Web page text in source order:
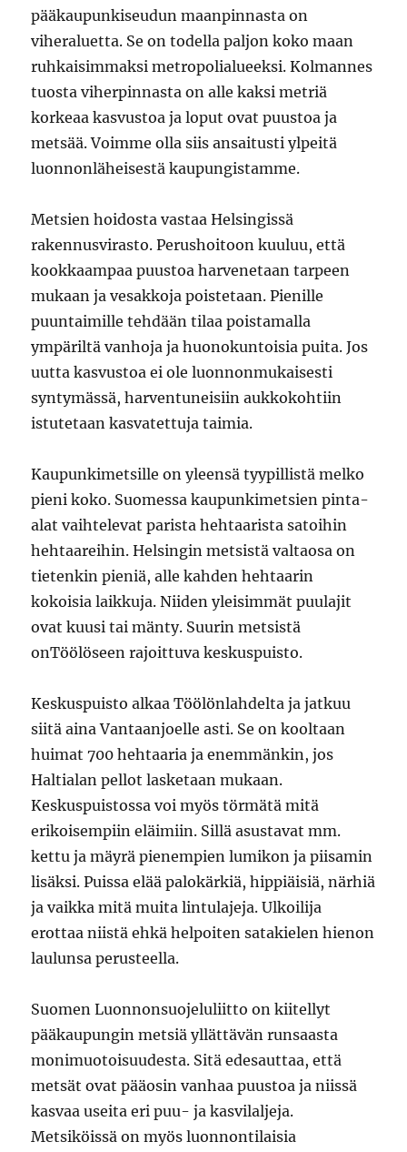
pääkaupunkiseudun maanpinnasta on
viheraluetta. Se on todella paljon koko maan
ruhkaisimmaksi metropolialueeksi. Kolmannes
tuosta viherpinnasta on alle kaksi metriä
korkeaa kasvustoa ja loput ovat puustoa ja
metsää. Voimme olla siis ansaitusti ylpeitä
luonnonläheisestä kaupungistamme.
Metsien hoidosta vastaa Helsingissä
rakennusvirasto. Perushoitoon kuuluu, että
kookkaampaa puustoa harvenetaan tarpeen
mukaan ja vesakkoja poistetaan. Pienille
puuntaimille tehdään tilaa poistamalla
ympäriltä vanhoja ja huonokuntoisia puita. Jos
uutta kasvustoa ei ole luonnonmukaisesti
syntymässä, harventuneisiin aukkokohtiin
istutetaan kasvatettuja taimia.
Kaupunkimetsille on yleensä tyypillistä melko
pieni koko. Suomessa kaupunkimetsien pinta-
alat vaihtelevat parista hehtaarista satoihin
hehtaareihin. Helsingin metsistä valtaosa on
tietenkin pieniä, alle kahden hehtaarin
kokoisia laikkuja. Niiden yleisimmät puulajit
ovat kuusi tai mänty. Suurin metsistä
onTöölöseen rajoittuva keskuspuisto.
Keskuspuisto alkaa Töölönlahdelta ja jatkuu
siitä aina Vantaanjoelle asti. Se on kooltaan
huimat 700 hehtaaria ja enemmänkin, jos
Haltialan pellot lasketaan mukaan.
Keskuspuistossa voi myös törmätä mitä
erikoisempiin eläimiin. Sillä asustavat mm.
kettu ja mäyrä pienempien lumikon ja piisamin
lisäksi. Puissa elää palokärkiä, hippiäisiä, närhiä
ja vaikka mitä muita lintulajeja. Ulkoilija
erottaa niistä ehkä helpoiten satakielen hienon
laulunsa perusteella.
Suomen Luonnonsuojeluliitto on kiitellyt
pääkaupungin metsiä yllättävän runsaasta
monimuotoisuudesta. Sitä edesauttaa, että
metsät ovat pääosin vanhaa puustoa ja niissä
kasvaa useita eri puu- ja kasvilaljeja.
Metsiköissä on myös luonnontilaisia